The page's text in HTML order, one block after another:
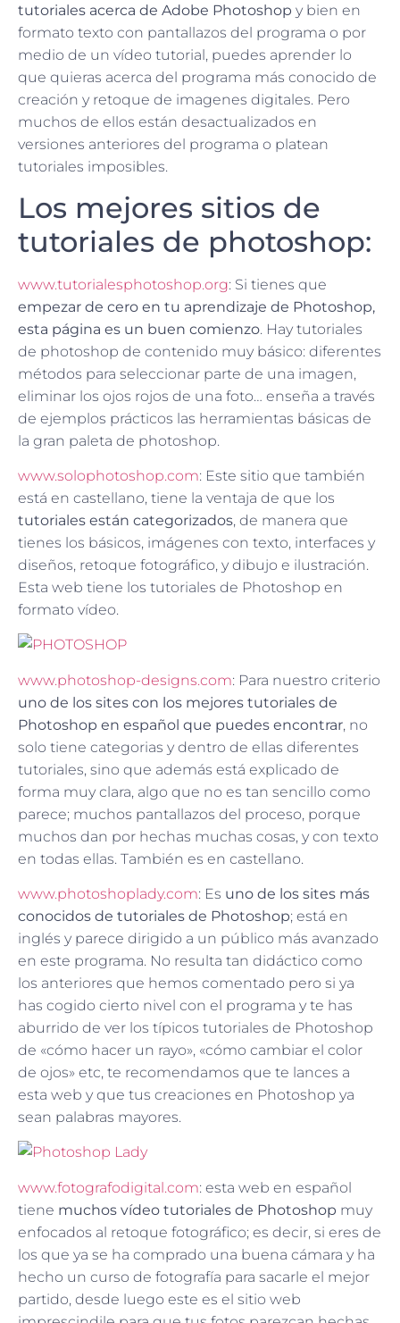
tutoriales acerca de Adobe Photoshop y bien en
formato texto con pantallazos del programa o por
medio de un vídeo tutorial, puedes aprender lo
que quieras acerca del programa más conocido de
creación y retoque de imagenes digitales. Pero
muchos de ellos están desactualizados en
versiones anteriores del programa o platean
tutoriales imposibles.
Los mejores sitios de
tutoriales de photoshop:
www.tutorialesphotoshop.org: Si tienes que
empezar de cero en tu aprendizaje de Photoshop,
esta página es un buen comienzo. Hay tutoriales
de photoshop de contenido muy básico: diferentes
métodos para seleccionar parte de una imagen,
eliminar los ojos rojos de una foto… enseña a través
de ejemplos prácticos las herramientas básicas de
la gran paleta de photoshop.
www.solophotoshop.com: Este sitio que también
está en castellano, tiene la ventaja de que los
tutoriales están categorizados, de manera que
tienes los básicos, imágenes con texto, interfaces y
diseños, retoque fotográfico, y dibujo e ilustración.
Esta web tiene los tutoriales de Photoshop en
formato vídeo.
www.photoshop-designs.com: Para nuestro criterio
uno de los sites con los mejores tutoriales de
Photoshop en español que puedes encontrar, no
solo tiene categorias y dentro de ellas diferentes
tutoriales, sino que además está explicado de
forma muy clara, algo que no es tan sencillo como
parece; muchos pantallazos del proceso, porque
muchos dan por hechas muchas cosas, y con texto
en todas ellas. También es en castellano.
www.photoshoplady.com: Es uno de los sites más
conocidos de tutoriales de Photoshop; está en
inglés y parece dirigido a un público más avanzado
en este programa. No resulta tan didáctico como
los anteriores que hemos comentado pero si ya
has cogido cierto nivel con el programa y te has
aburrido de ver los típicos tutoriales de Photoshop
de «cómo hacer un rayo», «cómo cambiar el color
de ojos» etc, te recomendamos que te lances a
esta web y que tus creaciones en Photoshop ya
sean palabras mayores.
www.fotografodigital.com: esta web en español
tiene muchos vídeo tutoriales de Photoshop muy
enfocados al retoque fotográfico; es decir, si eres de
los que ya se ha comprado una buena cámara y ha
hecho un curso de fotografía para sacarle el mejor
partido, desde luego este es el sitio web